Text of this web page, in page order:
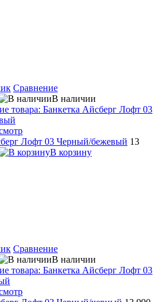
Сравнение
В наличии
Лофт 03 Черный/бежевый 13
В корзину
Сравнение
В наличии